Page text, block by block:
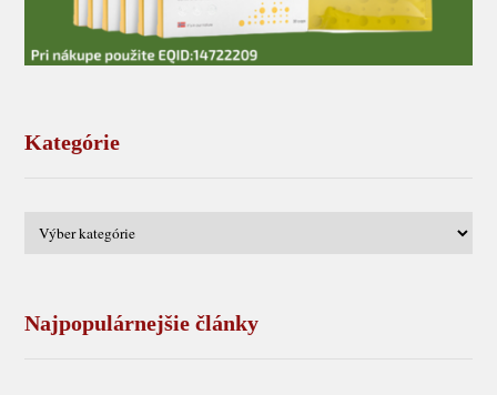
Kategórie
Najpopulárnejšie články